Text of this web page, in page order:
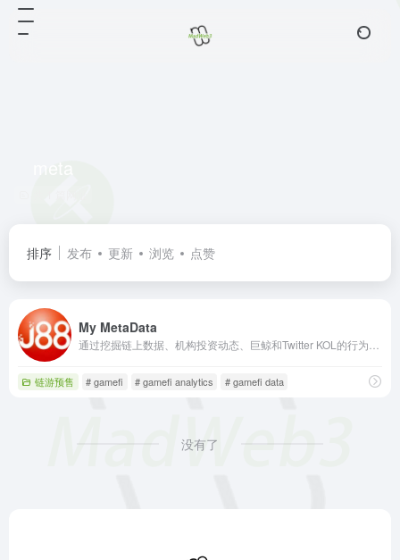
排序 发布 更新 浏览 点赞
My MetaData
链游预售 # gamefi # gamefi analytics # gamefi data
没有了